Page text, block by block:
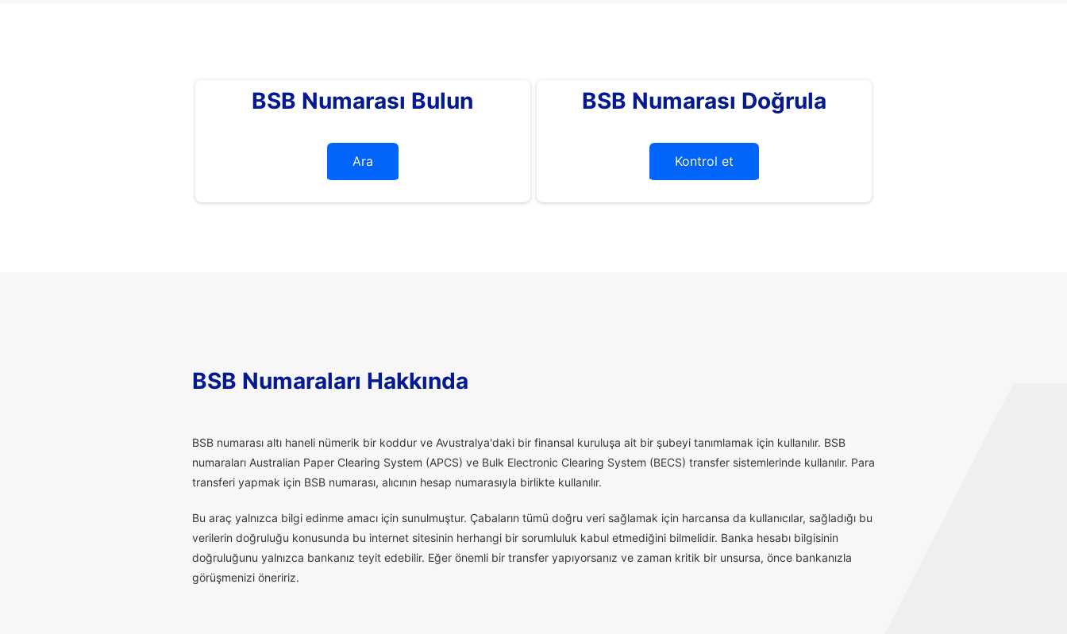
BSB Numarası Bulun
Ara
BSB Numarası Doğrula
Kontrol et
BSB Numaraları Hakkında
BSB numarası altı haneli nümerik bir koddur ve Avustralya'daki bir finansal kuruluşa ait bir şubeyi tanımlamak için kullanılır. BSB
numaraları Australian Paper Clearing System (APCS) ve Bulk Electronic Clearing System (BECS) transfer sistemlerinde kullanılır. Para
transferi yapmak için BSB numarası, alıcının hesap numarasıyla birlikte kullanılır.
Bu araç yalnızca bilgi edinme amacı için sunulmuştur. Çabaların tümü doğru veri sağlamak için harcansa da kullanıcılar, sağladığı bu
verilerin doğruluğu konusunda bu internet sitesinin herhangi bir sorumluluk kabul etmediğini bilmelidir. Banka hesabı bilgisinin
doğruluğunu yalnızca bankanız teyit edebilir. Eğer önemli bir transfer yapıyorsanız ve zaman kritik bir unsursa, önce bankanızla
görüşmenizi öneririz.